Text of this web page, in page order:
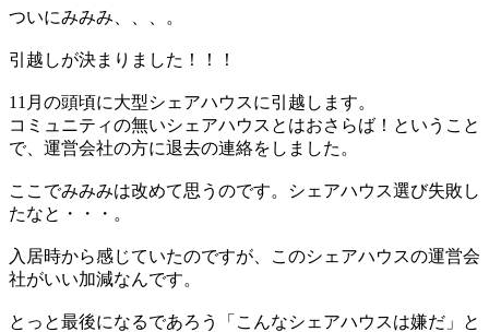
ついにみみみ、、、。
引越しが決まりました！！！
11月の頭頃に大型シェアハウスに引越します。
コミュニティの無いシェアハウスとはおさらば！ということ
で、運営会社の方に退去の連絡をしました。
ここでみみみは改めて思うのです。シェアハウス選び失敗し
たなと・・・。
入居時から感じていたのですが、このシェアハウスの運営会
社がいい加減なんです。
とっと最後になるであろう「こんなシェアハウスは嫌だ」と